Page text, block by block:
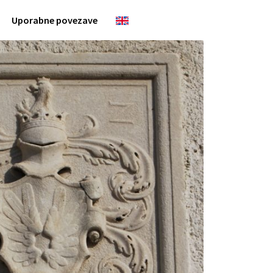
Uporabne povezave